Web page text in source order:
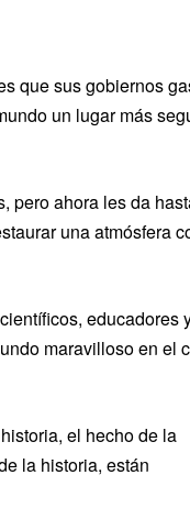
que sus gobiernos
un lugar más
pero ahora les da
una atmósfera
educadores
maravilloso en el
el hecho de la
la historia, están